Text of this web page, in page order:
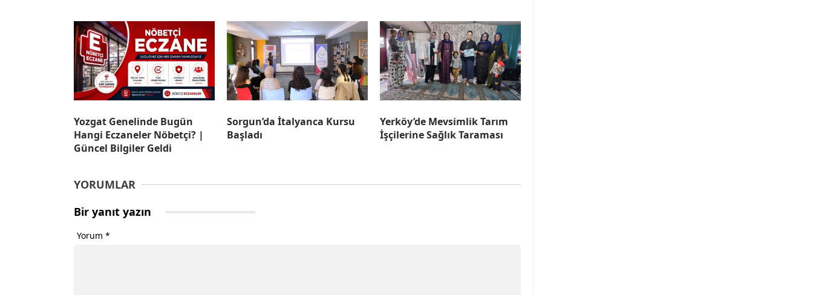
Yozgat Genelinde Bugün
Hangi Eczaneler Nöbetçi? |
Güncel Bilgiler Geldi
Sorgun’da İtalyanca Kursu
Başladı
Yerköy’de Mevsimlik Tarım
İşçilerine Sağlık Taraması
YORUMLAR
Bir yanıt yazın
Yorum *